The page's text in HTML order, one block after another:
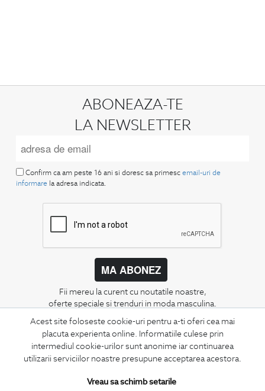
Acest site foloseste cookie-uri pentru a-ti oferi cea mai
placuta experienta online. Informatiile culese prin
intermediul cookie-urilor sunt anonime iar continuarea
utilizarii serviciilor noastre presupune acceptarea acestora.
Vreau sa schimb setarile
ABONEAZA-TE
LA NEWSLETTER
Confirm ca am peste 16 ani si doresc sa primesc email-uri de
informare la adresa indicata.
MA ABONEZ
Fii mereu la curent cu noutatile noastre,
oferte speciale si trenduri in moda masculina.
CONCIERGE
Termeni si conditii
Schimburi si retur
Securitatea datelor